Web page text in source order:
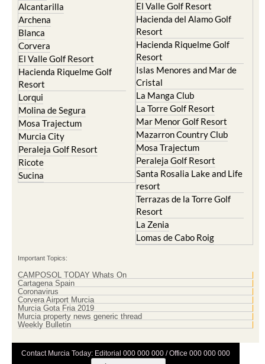
Alcantarilla
Archena
Blanca
Corvera
El Valle Golf Resort
Hacienda Riquelme Golf
Resort
Lorqui
Molina de Segura
Mosa Trajectum
Murcia City
Peraleja Golf Resort
Ricote
Sucina
El Valle Golf Resort
Hacienda del Alamo Golf
Resort
Hacienda Riquelme Golf
Resort
Islas Menores and Mar de
Cristal
La Manga Club
La Torre Golf Resort
Mar Menor Golf Resort
Mazarron Country Club
Mosa Trajectum
Peraleja Golf Resort
Santa Rosalia Lake and Life
resort
Terrazas de la Torre Golf
Resort
La Zenia
Lomas de Cabo Roig
Important Topics:
CAMPOSOL TODAY Whats On
Cartagena Spain
Coronavirus
Corvera Airport Murcia
Murcia Gota Fria 2019
Murcia property news generic thread
Weekly Bulletin
Contact Murcia Today: Editorial 000 000 000 / Office 000 000 000